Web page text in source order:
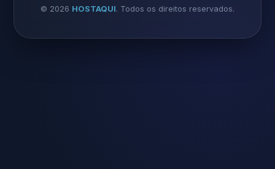
© 2026 HOSTAQUI. Todos os direitos reservados.